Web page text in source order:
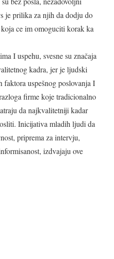
je prilika za njih da dodju do
ce im omoguciti korak ka
I uspehu, svesne su značaja
kadra, jer je ljudski
uspešnog poslovanja I
firme koje tradicionalno
da najkvalitetniji kadar
Inicijativa mladih ljudi da
priprema za intervju,
izdvajaju ove